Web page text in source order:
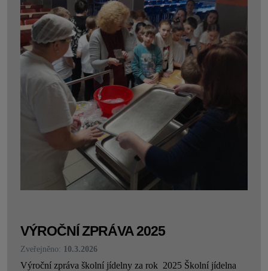
VÝROČNÍ ZPRÁVA 2025
Zveřejněno: 10.3.2026
Výroční zpráva školní jídelny za rok 2025 Školní jídelna